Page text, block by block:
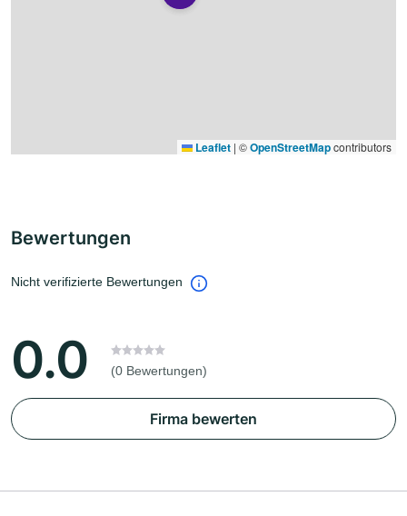
Leaflet | ©OpenStreetMapcontributors
Bewertungen
Nicht verifizierte Bewertungen
0.0 (0 Bewertungen)
Firma bewerten